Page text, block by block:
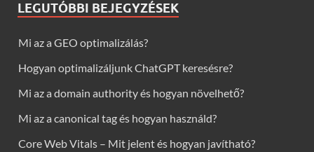
LEGUTÓBBI BEJEGYZÉSEK
Mi az a GEO optimalizálás?
Hogyan optimalizáljunk ChatGPT keresésre?
Mi az a domain authority és hogyan növelhető?
Mi az a canonical tag és hogyan használd?
Core Web Vitals – Mit jelent és hogyan javítható?